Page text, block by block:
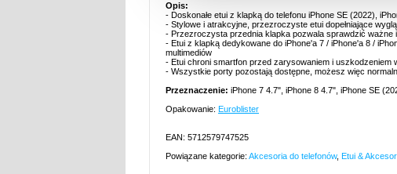
Opis:
- Doskonałe etui z klapką do telefonu iPhone SE (2022),
- Stylowe i atrakcyjne, przezroczyste etui dopełniające
- Przezroczysta przednia klapka pozwala sprawdzić ważne
- Etui z klapką dedykowane do iPhone'a 7 / iPhone'a 8 /
multimediów
- Etui chroni smartfon przed zarysowaniem i uszkodzeniem
- Wszystkie porty pozostają dostępne, możesz więc
Przeznaczenie: iPhone 7 4.7", iPhone 8 4.7", iPhone SE
Opakowanie: Euroblister
EAN: 5712579747525
Powiązane kategorie: Akcesoria do telefonów, Etui &